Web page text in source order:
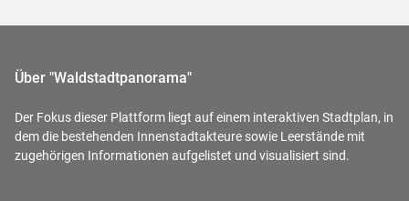
Über "Waldstadtpanorama"
Der Fokus dieser Plattform liegt auf einem interaktiven Stadtplan, in
dem die bestehenden Innenstadtakteure sowie Leerstände mit
zugehörigen Informationen aufgelistet und visualisiert sind.